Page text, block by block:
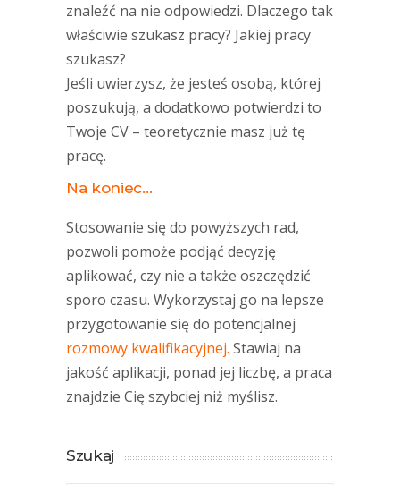
znaleźć na nie odpowiedzi. Dlaczego tak
właściwie szukasz pracy? Jakiej pracy
szukasz?
Jeśli uwierzysz, że jesteś osobą, której
poszukują, a dodatkowo potwierdzi to
Twoje CV – teoretycznie masz już tę
pracę.
Na koniec…
Stosowanie się do powyższych rad,
pozwoli pomoże podjąć decyzję
aplikować, czy nie a także oszczędzić
sporo czasu. Wykorzystaj go na lepsze
przygotowanie się do potencjalnej
rozmowy kwalifikacyjnej. Stawiaj na
jakość aplikacji, ponad jej liczbę, a praca
znajdzie Cię szybciej niż myślisz.
Szukaj